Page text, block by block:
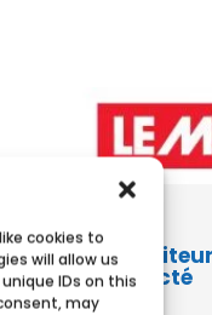
cookies to
will allow us
IDs on this
may
Le
Connecté